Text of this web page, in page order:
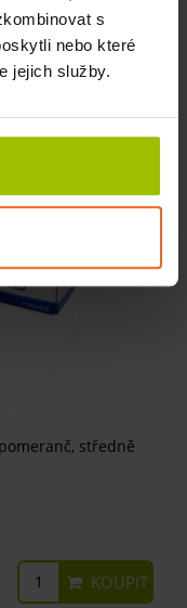
s
nebo které
jejich služby.
středně
KOUPIT